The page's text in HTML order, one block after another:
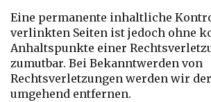
Eine permanente inhaltliche
verlinkten Seiten ist jedoch ohne
Anhaltspunkte einer
zumutbar. Bei Bekanntwerden von
Rechtsverletzungen werden wir
umgehend entfernen.